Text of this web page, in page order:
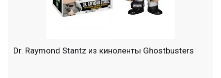
Dr. Raymond Stantz из киноленты Ghostbusters